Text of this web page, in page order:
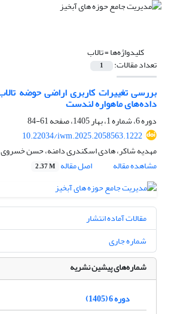
کلیدواژه‌ها =تالاب
تعداد مقالات: 1
بررسی تغییرات کاربری اراضی حوضه
داده‌های ماهواره لندست
دوره 6، شماره 1، بهار 1405، صفحه
61-84
10.22034/iwm.2025.2058563.1222
مهدیه شاکر، هادی اسکندری دامنه، حسن خسروی
مشاهده مقاله
اصل مقاله 2.37 M
مقالات آماده انتشار
شماره جاری
شماره‌های پیشین نشریه
دوره 6 (1405)